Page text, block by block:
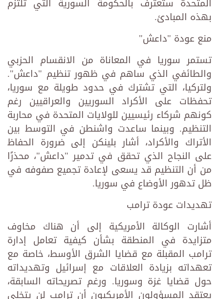
المتحدة ستعترف بالحكومة السورية التي تلتزم
بهذه المبادئ.
منع عودة "داعش"
تستمر سوريا في المعاناة من الانقسام الحزبي
والطائفي الذي ساهم في ظهور تنظيم "داعش".
ولتركيا، التي تشترك في حدود طويلة مع سوريا،
تحفظات على الأكراد السوريين والعراقيين رغم
كونهم شركاء رئيسيين للولايات المتحدة في محاربة
التنظيم. وبينما ساعدت واشنطن في التوسط بين
الأتراك والأكراد، أشار بلينكن إلى ضرورة الحفاظ
على النجاح الذي تحقق في تدمير "داعش"، محذرًا
من أن التنظيم قد يسعى لإعادة تجميع صفوفه في
ظل تدهور الأوضاع في سوريا.
تهديدات عودة ترامب
أشارت الوكالة الأمريكية إلى أن هناك مخاوف
متزايدة في المنطقة بشأن كيفية تعامل إدارة
ترامب المقبلة مع قضايا الشرق الأوسط، خاصة مع
تعهداته بزيادة العلاقات مع إسرائيل وتهديداته
حول قضايا غزة وسوريا. ورغم تصريحاته السابقة،
يعتقد المسؤولون الأمريكيون أن ترامب لن يتخلى